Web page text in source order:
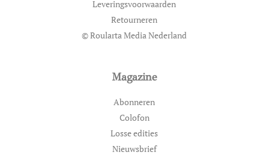
Leveringsvoorwaarden
Retourneren
© Roularta Media Nederland
Magazine
Abonneren
Colofon
Losse edities
Nieuwsbrief